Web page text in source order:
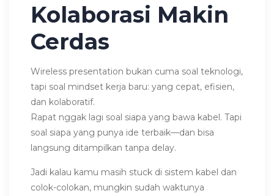
Kolaborasi Makin
Cerdas
Wireless presentation bukan cuma soal teknologi,
tapi soal mindset kerja baru: yang cepat, efisien,
dan kolaboratif.
Rapat nggak lagi soal siapa yang bawa kabel. Tapi
soal siapa yang punya ide terbaik—dan bisa
langsung ditampilkan tanpa delay.
Jadi kalau kamu masih stuck di sistem kabel dan
colok-colokan, mungkin sudah waktunya